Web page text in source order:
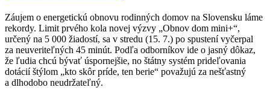
Záujem o energetickú obnovu rodinných domov na Slovensku láme
rekordy. Limit prvého kola novej výzvy „Obnov dom mini+“,
určený na 5 000 žiadostí, sa v stredu (15. 7.) po spustení vyčerpal
za neuveriteľných 45 minút. Podľa odborníkov ide o jasný dôkaz,
že ľudia chcú bývať úspornejšie, no štátny systém prideľovania
dotácií štýlom „kto skôr príde, ten berie“ považujú za nešťastný
a dlhodobo neudržateľný.